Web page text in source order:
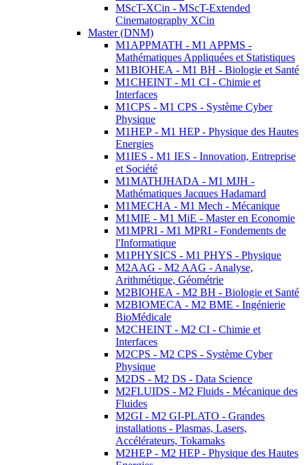
MScT-XCin - MScT-Extended
Cinematography XCin
Master (DNM)
M1APPMATH - M1 APPMS -
Mathématiques Appliquées et Statistiques
M1BIOHEA - M1 BH - Biologie et Santé
M1CHEINT - M1 CI - Chimie et
Interfaces
M1CPS - M1 CPS - Système Cyber
Physique
M1HEP - M1 HEP - Physique des Hautes
Energies
M1IES - M1 IES - Innovation, Entreprise
et Société
M1MATHJHADA - M1 MJH -
Mathématiques Jacques Hadamard
M1MECHA - M1 Mech - Mécanique
M1MIE - M1 MiE - Master en Economie
M1MPRI - M1 MPRI - Fondements de
l'Informatique
M1PHYSICS - M1 PHYS - Physique
M2AAG - M2 AAG - Analyse,
Arithmétique, Géométrie
M2BIOHEA - M2 BH - Biologie et Santé
M2BIOMECA - M2 BME - Ingénierie
BioMédicale
M2CHEINT - M2 CI - Chimie et
Interfaces
M2CPS - M2 CPS - Système Cyber
Physique
M2DS - M2 DS - Data Science
M2FLUIDS - M2 Fluids - Mécanique des
Fluides
M2GI - M2 GI-PLATO - Grandes
installations - Plasmas, Lasers,
Accélérateurs, Tokamaks
M2HEP - M2 HEP - Physique des Hautes